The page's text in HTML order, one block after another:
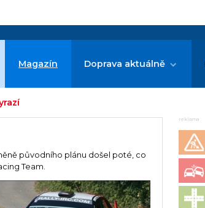
Magazín Doprava aktuálně
původního plánu došel poté, co
Team.
reklama